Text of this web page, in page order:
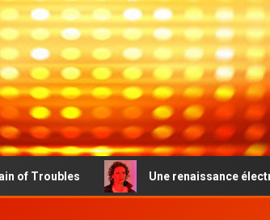
Une renaissance électro-pop